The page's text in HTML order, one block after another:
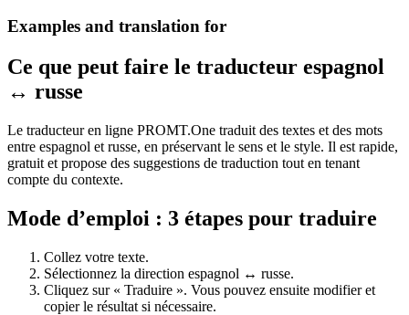
Examples and translation for
Ce que peut faire le traducteur espagnol
↔ russe
Le traducteur en ligne PROMT.One traduit des textes et des mots
entre espagnol et russe, en préservant le sens et le style. Il est rapide,
gratuit et propose des suggestions de traduction tout en tenant
compte du contexte.
Mode d’emploi : 3 étapes pour traduire
Collez votre texte.
Sélectionnez la direction espagnol ↔ russe.
Cliquez sur « Traduire ». Vous pouvez ensuite modifier et
copier le résultat si nécessaire.